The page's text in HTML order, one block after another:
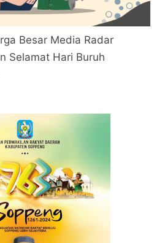
Besar Media Radar
Selamat Hari Buruh